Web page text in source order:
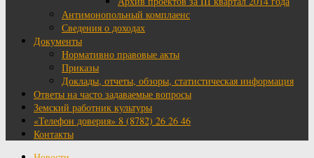
Антимонопольный комплаенс
Сведения о доходах
Документы
Нормативно правовые акты
Приказы
Доклады, отчеты, обзоры, статистическая информация
Ответы на часто задаваемые вопросы
Земский работник культуры
«Телефон доверия» 8 (8782) 26 26 46
Контакты